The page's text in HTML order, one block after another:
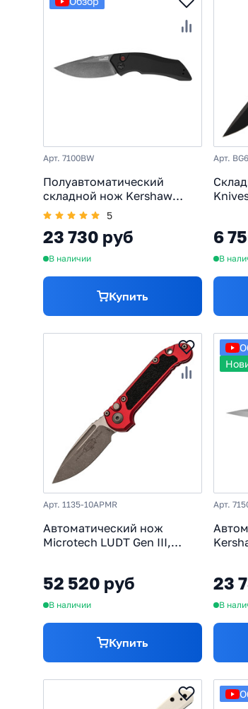
Арт. 7100BW
Полуавтоматический
складной нож Kershaw
Launch 1, сталь CPM-154,
рукоять алюминий, чёрный
5
23 730 руб
В наличии
Купить
Арт.
6
В
Арт. 1135-10APMR
Автоматический нож
Microtech LUDT Gen III,
52 520 руб
В наличии
Купить
Арт.
23
В